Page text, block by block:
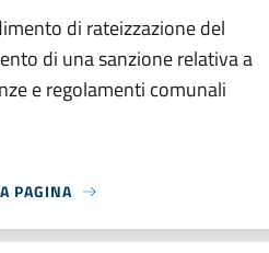
di rateizzazione del
di una sanzione relativa a
e regolamenti comunali
PAGINA